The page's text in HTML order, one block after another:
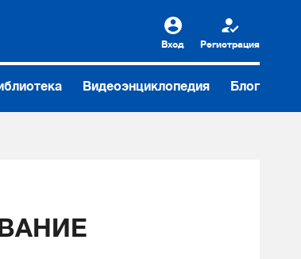
Вход Регистрация
Видеоэнциклопедия Блог